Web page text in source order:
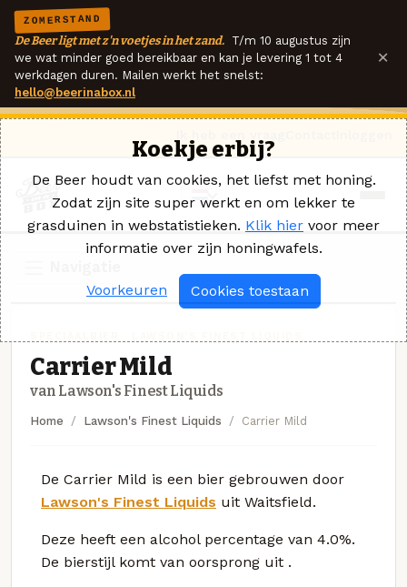
ZOMERSTAND
De Beer ligt met z'n voetjes in het zand. T/m 10 augustus zijn
we wat minder goed bereikbaar en kan je levering 1 tot 4
werkdagen duren. Mailen werkt het snelst:
hello@beerinabox.nl
×
Carrier Mild
van Lawson's Finest Liquids
Home Lawson's Finest Liquids Carrier Mild
De Carrier Mild is een bier gebrouwen door
Lawson's Finest Liquids uit Waitsfield.
Deze heeft een alcohol percentage van 4.0%.
De bierstijl komt van oorsprong uit .
Koekje erbij?
De Beer houdt van cookies, het liefst met honing.
Zodat zijn site super werkt en om lekker te
grasduinen in webstatistieken. Klik hier voor meer
informatie over zijn honingwafels.
Voorkeuren Cookies toestaan